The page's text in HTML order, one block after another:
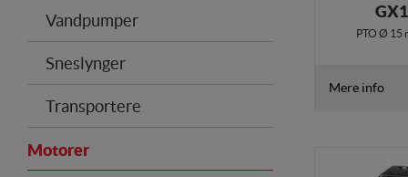
Vandpumper
Sneslynger
Transportere
Motorer
PTO Ø 15
Mere info